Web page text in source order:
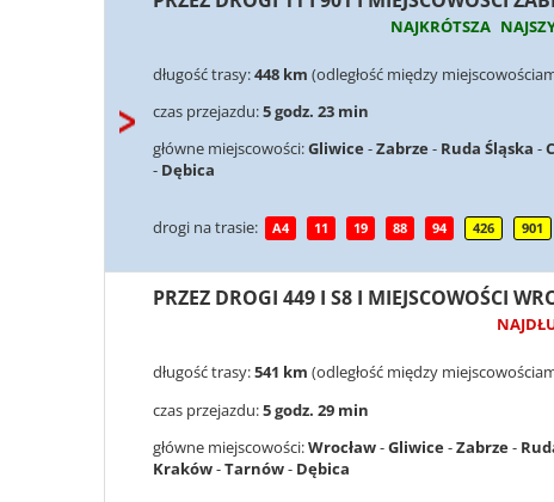
NAJKRÓTSZA
długość trasy:448 km (odległość między
czas przejazdu:5 godz. 23 min
główne miejscowości:Gliwice -Zabrze - Ruda Śląska -
- Dębica
drogi na trasie: A4 11 19 88 94 426 901
PRZEZ DROGI 449 I S8 I MIEJSCOWOŚCI
długość trasy:541 km (odległość między
czas przejazdu:5 godz. 29 min
główne miejscowości:Wrocław-Gliwice-Zabrze-
Kraków-Tarnów- Dębica